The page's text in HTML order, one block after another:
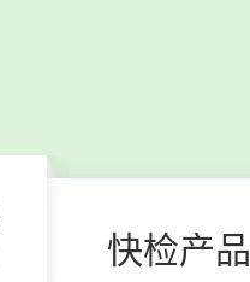
快检产品